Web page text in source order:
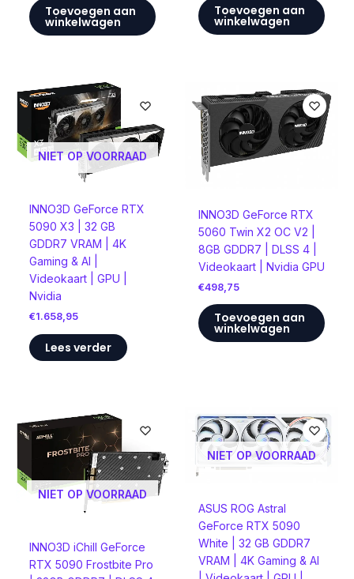
Toevoegen aan
winkelwagen
Toevoegen aan
winkelwagen
NIET OP VOORRAAD
INNO3D GeForce RTX
5090 X3 | 32 GB
GDDR7 VRAM | 4K
Gaming & AI |
Videokaart | GPU |
Nvidia
€1.658,95
Lees verder
INNO3D GeForce RTX
5060 Twin X2 OC V2 |
8GB GDDR7 | DLSS 4 |
Videokaart | Nvidia GPU
€498,75
Toevoegen aan
winkelwagen
NIET OP VOORRAAD
INNO3D iChill GeForce
RTX 5090 Frostbite Pro
NIET OP VOORRAAD
ASUS ROG Astral
GeForce RTX 5090
White | 32 GB GDDR7
VRAM | 4K Gaming & AI